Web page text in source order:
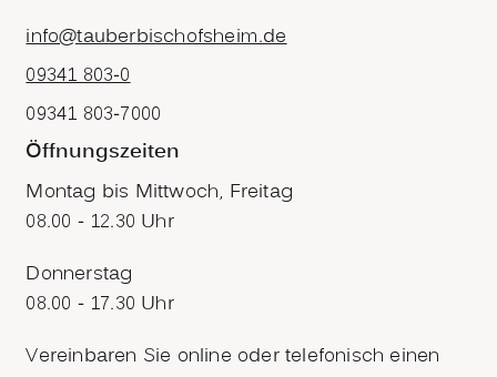
info@tauberbischofsheim.de
09341 803-0
09341 803-7000
Öffnungszeiten
Montag bis Mittwoch, Freitag
08.00 - 12.30 Uhr
Donnerstag
08.00 - 17.30 Uhr
Vereinbaren Sie online oder telefonisch einen